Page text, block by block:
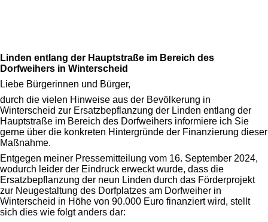
Linden entlang der Hauptstraße im Bereich des
Dorfweihers in Winterscheid
Liebe Bürgerinnen und Bürger,
durch die vielen Hinweise aus der Bevölkerung in
Winterscheid zur Ersatzbepflanzung der Linden entlang der
Hauptstraße im Bereich des Dorfweihers informiere ich Sie
gerne über die konkreten Hintergründe der Finanzierung dieser
Maßnahme.
Entgegen meiner Pressemitteilung vom 16. September 2024,
wodurch leider der Eindruck erweckt wurde, dass die
Ersatzbepflanzung der neun Linden durch das Förderprojekt
zur Neugestaltung des Dorfplatzes am Dorfweiher in
Winterscheid in Höhe von 90.000 Euro finanziert wird, stellt
sich dies wie folgt anders dar: